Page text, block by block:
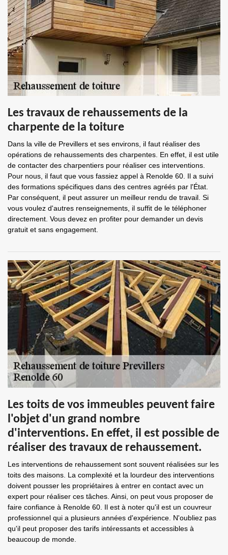
Les travaux de rehaussements de la
charpente de la toiture
Dans la ville de Previllers et ses environs, il faut réaliser des
opérations de rehaussements des charpentes. En effet, il est utile
de contacter des charpentiers pour réaliser ces interventions.
Pour nous, il faut que vous fassiez appel à Renolde 60. Il a suivi
des formations spécifiques dans des centres agréés par l'État.
Par conséquent, il peut assurer un meilleur rendu de travail. Si
vous voulez d'autres renseignements, il suffit de le téléphoner
directement. Vous devez en profiter pour demander un devis
gratuit et sans engagement.
Les toits de vos immeubles peuvent faire
l'objet d'un grand nombre
d'interventions. En effet, il est possible de
réaliser des travaux de rehaussement.
Les interventions de rehaussement sont souvent réalisées sur les
toits des maisons. La complexité et la lourdeur des interventions
doivent pousser les propriétaires à entrer en contact avec un
expert pour réaliser ces tâches. Ainsi, on peut vous proposer de
faire confiance à Renolde 60. Il est à noter qu'il est un couvreur
professionnel qui a plusieurs années d'expérience. N'oubliez pas
qu'il peut proposer des tarifs intéressants et accessibles à
beaucoup de monde.